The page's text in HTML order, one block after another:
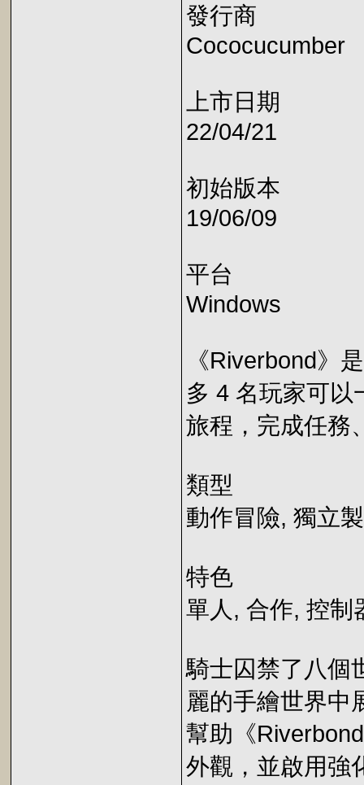
發行商
Cococucumber
上市日期
22/04/21
初始版本
19/06/09
平台
Windows
《Riverbond》
多 4 名玩家可以
旅程，完成任務
類型
動作冒險, 獨立
特色
單人, 合作, 控制
騎士囚禁了八個
麗的手繪世界中
幫助《
外觀，並啟用強